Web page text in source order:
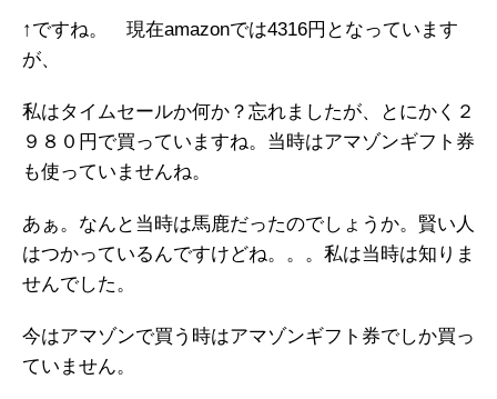
↑ですね。 現在amazonでは4316円となっています
が、
私はタイムセールか何か？忘れましたが、とにかく２
９８０円で買っていますね。当時はアマゾンギフト券
も使っていませんね。
あぁ。なんと当時は馬鹿だったのでしょうか。賢い人
はつかっているんですけどね。。。私は当時は知りま
せんでした。
今はアマゾンで買う時はアマゾンギフト券でしか買っ
ていません。